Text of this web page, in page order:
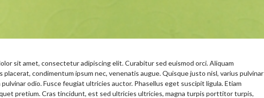
sit amet, consectetur adipiscing elit. Curabitur sed euismod orci. Aliquam
placerat, condimentum ipsum nec, venenatis augue. Quisque justo nisl, varius pulvinar
pulvinar odio. Fusce feugiat ultricies auctor. Phasellus eget suscipit ligula. Etiam
pretium. Cras tincidunt, est sed ultricies ultricies, magna turpis porttitor turpis,